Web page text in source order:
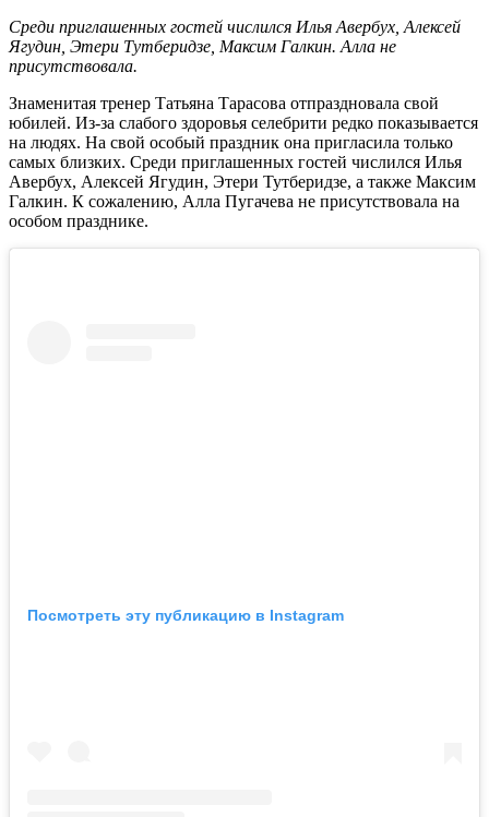
Среди приглашенных гостей числился Илья Авербух, Алексей
Ягудин, Этери Тутберидзе, Максим Галкин. Алла не
присутствовала.
Знаменитая тренер Татьяна Тарасова отпраздновала свой
юбилей. Из-за слабого здоровья селебрити редко показывается
на людях. На свой особый праздник она пригласила только
самых близких. Среди приглашенных гостей числился Илья
Авербух, Алексей Ягудин, Этери Тутберидзе, а также Максим
Галкин. К сожалению, Алла Пугачева не присутствовала на
особом празднике.
Посмотреть эту публикацию в Instagram